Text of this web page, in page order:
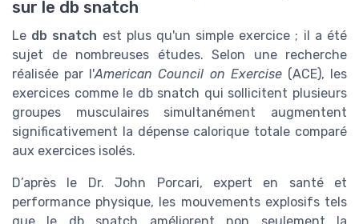
sujet de nombreuses études. Selon une recherche
réalisée par l'
American Council on Exercise
(ACE), les
exercices comme le db snatch qui sollicitent plusieurs
groupes musculaires simultanément augmentent
significativement la dépense calorique totale comparé
aux exercices isolés.
D’après le Dr. John Porcari, expert en santé et
performance physique, les mouvements explosifs tels
que le db snatch améliorent non seulement la
puissance musculaire, mais aussi la coordination et
l’agilité. Ces constats sont supportés par une autre